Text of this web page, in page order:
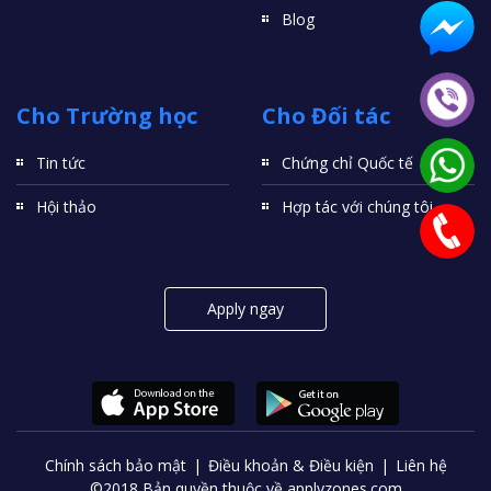
Blog
Cho Trường học
Tin tức
Hội thảo
Cho Đối tác
Chứng chỉ Quốc tế
Hợp tác với chúng tôi
Apply ngay
Chính sách bảo mật Điều khoản & Điều kiện
Liên hệ